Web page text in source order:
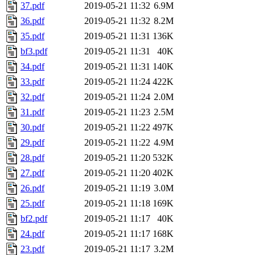
37.pdf
2019-05-21 11:32 6.9M
36.pdf
2019-05-21 11:32 8.2M
35.pdf
2019-05-21 11:31 136K
bf3.pdf
2019-05-21 11:31
40K
34.pdf
2019-05-21 11:31 140K
33.pdf
2019-05-21 11:24 422K
32.pdf
2019-05-21 11:24 2.0M
31.pdf
2019-05-21 11:23 2.5M
30.pdf
2019-05-21 11:22 497K
29.pdf
2019-05-21 11:22 4.9M
28.pdf
2019-05-21 11:20 532K
27.pdf
2019-05-21 11:20 402K
26.pdf
2019-05-21 11:19 3.0M
25.pdf
2019-05-21 11:18 169K
bf2.pdf
2019-05-21 11:17
40K
24.pdf
2019-05-21 11:17 168K
23.pdf
2019-05-21 11:17 3.2M